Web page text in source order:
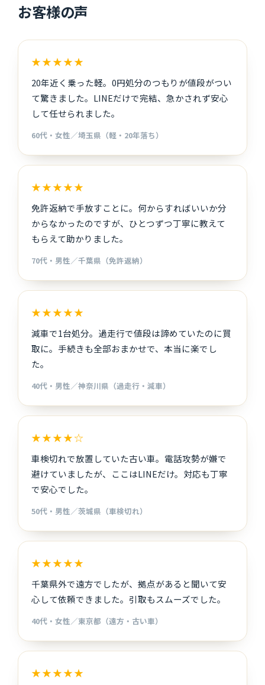
お客様の声
★★★★★
20年近く乗った軽。0円処分のつもりが値段がつい
て驚きました。LINEだけで完結、急かされず安心
して任せられました。
60代・女性／埼玉県（軽・20年落ち）
★★★★★
免許返納で手放すことに。何からすればいいか分
からなかったのですが、ひとつずつ丁寧に教えて
もらえて助かりました。
70代・男性／千葉県（免許返納）
★★★★★
減車で1台処分。過走行で値段は諦めていたのに買
取に。手続きも全部おまかせで、本当に楽でし
た。
40代・男性／神奈川県（過走行・減車）
★★★★☆
車検切れで放置していた古い車。電話攻勢が嫌で
避けていましたが、ここはLINEだけ。対応も丁寧
で安心でした。
50代・男性／茨城県（車検切れ）
★★★★★
千葉県外で遠方でしたが、拠点があると聞いて安
心して依頼できました。引取もスムーズでした。
40代・女性／東京都（遠方・古い車）
★★★★★